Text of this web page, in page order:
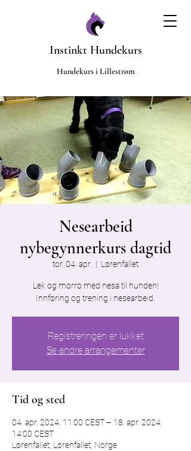
Instinkt Hundekurs
​Hundekurs i Lillestrøm
Nesearbeid
nybegynnerkurs dagtid
tor. 04. apr.
  |
Lørenfallet
Lek og morro med nesa til hunden!
Innføring og trening i nesearbeid.
Registreringen er lukket
Se andre arrangementer
Tid og sted
04. apr. 2024, 11:00 CEST – 18. apr. 2024,
14:00 CEST
Lørenfallet, Lørenfallet, Norge